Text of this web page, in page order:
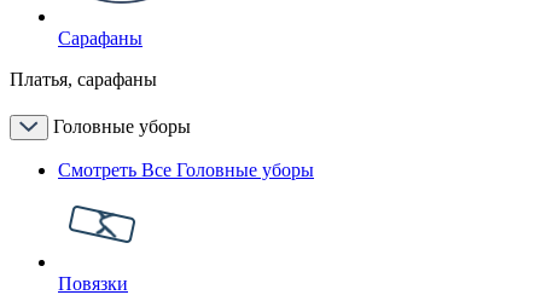
Сарафаны
Платья, сарафаны
Головные уборы
Смотреть Все Головные уборы
Повязки